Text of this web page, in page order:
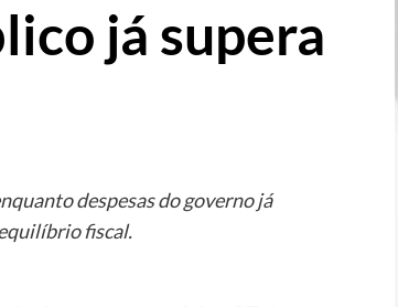
já supera
despesas do governo já
fiscal.